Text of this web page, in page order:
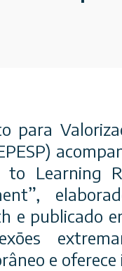
para
to Learning
e publicado
e